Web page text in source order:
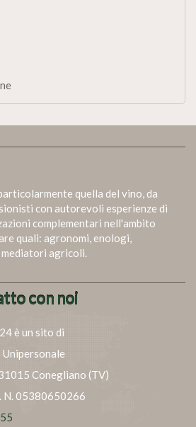
quella del vino, da
con autorevoli esperienze di
complementari nell'ambito
quali: agronomi, enologi,
agricoli.
con noi
è un sito di
Conegliano (TV)
N. 05380650266